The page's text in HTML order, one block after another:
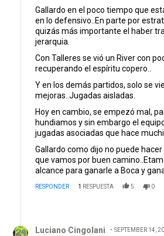
Gallardo en el poco tiempo que
en lo defensivo..En parte por
quizás más importante el haber
jerarquia.
Con Talleres se vió un River con
recuperando el espíritu copero..
Y en los demás partidos, solo se
mejoras..Jugadas aisladas.
Hoy en cambio, se empezó mal,
hundiamos y sin embargo el
jugadas asociadas que hace
Gallardo como dijo no puede
que vamos por buen
alcance para ganarle a Boca y
RESPONDER 1 RESPUESTA 5 0
Luciano Cingolani
SEPTEMBER 14,